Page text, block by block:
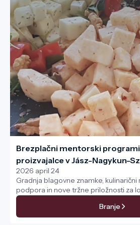
Brezplačni mentorski
proizvajalce v Jász-Nagykun-
2026 april 24
Gradnja blagovne znamke, kulinarični
podpora in nove tržne priložnosti za
izdelkov.
Branje